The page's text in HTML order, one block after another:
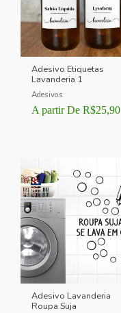
Adesivo Etiquetas
Lavanderia 1
Adesivos
A partir De R$25,90
Adesivo Lavanderia
Roupa Suja